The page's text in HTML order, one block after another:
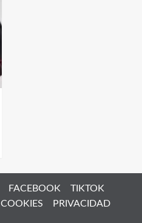
FACEBOOK
TIKTOK
COOKIES PRIVACIDAD